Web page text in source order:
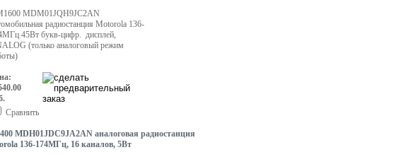
MDM01JQH9JC2AN
радиостанция Motorola 136-
45Вт букв-цифр. дисплей,
(только аналоговый режим
Сравнить
MDH01JDC9JA2AN аналоговая радиостанция
136-174МГц, 16 каналов, 5Вт